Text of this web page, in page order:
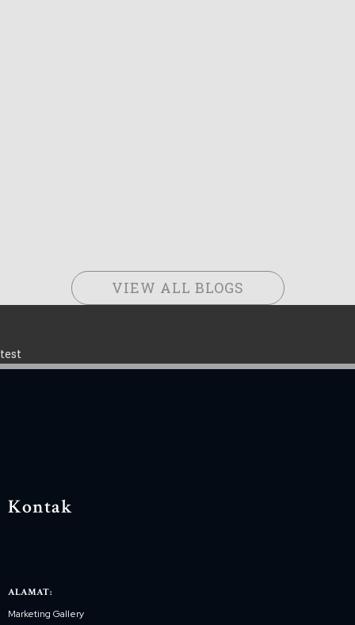
VIEW ALL BLOGS
test
Kontak
ALAMAT:
Marketing Gallery